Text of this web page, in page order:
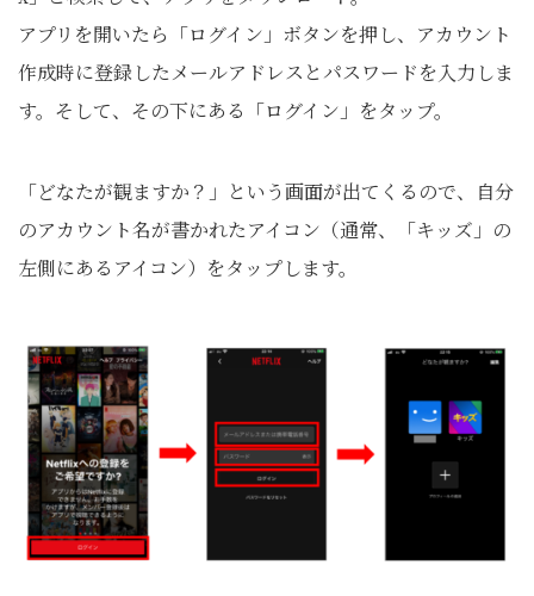
アプリを開いたら「ログイン」ボタンを押し、アカウント
作成時に登録したメールアドレスとパスワードを入力しま
す。そして、その下にある「ログイン」をタップ。
「どなたが観ますか？」という画面が出てくるので、自分
のアカウント名が書かれたアイコン（通常、「キッズ」の
左側にあるアイコン）をタップします。